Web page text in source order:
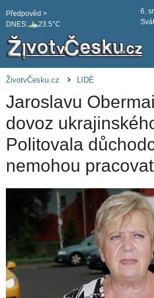
DNES: 23.5°C
Předpověd >
6.
ŽivotvČesku.cz LIDÉ
Jaroslavu
dovoz
Politovala
nemohou pracovat